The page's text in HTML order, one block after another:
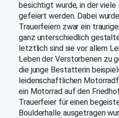
besichtigt wurde, in der
gefeiert werden. Dabei
Trauerfeiern zwar ein
ganz unterschiedlich
letztlich sind sie vor allem
Leben der Verstorbenen zu
die junge Bestatterin
leidenschaftlichen
ein Motorrad auf den
Trauerfeier für einen
Boulderhalle ausgetragen